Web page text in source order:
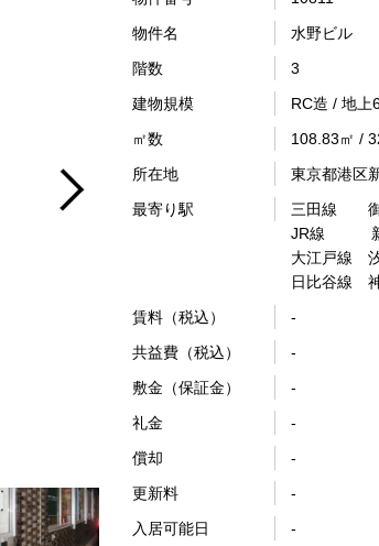
物件名
水野ビル
階数
3
建物規模
RC造 / 地上
㎡数
108.83㎡ /
所在地
東京都港区
最寄り駅
三田線 御
JR線 新
大江戸線
日比谷線
賃料（税込）
-
共益費（税込）
-
敷金（保証金）
-
礼金
-
償却
-
更新料
-
入居可能日
-